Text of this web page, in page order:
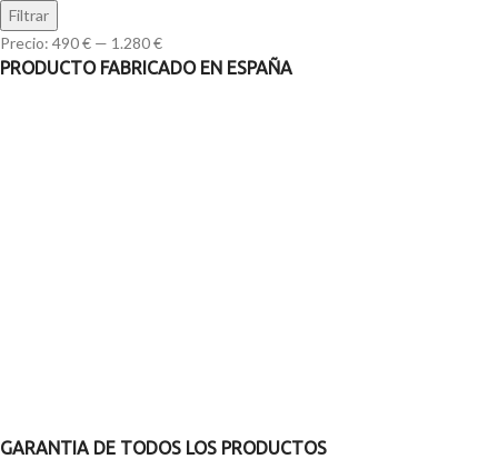
Filtrar
Precio: 490 € — 1.280 €
PRODUCTO FABRICADO EN ESPAÑA
GARANTIA DE TODOS LOS PRODUCTOS